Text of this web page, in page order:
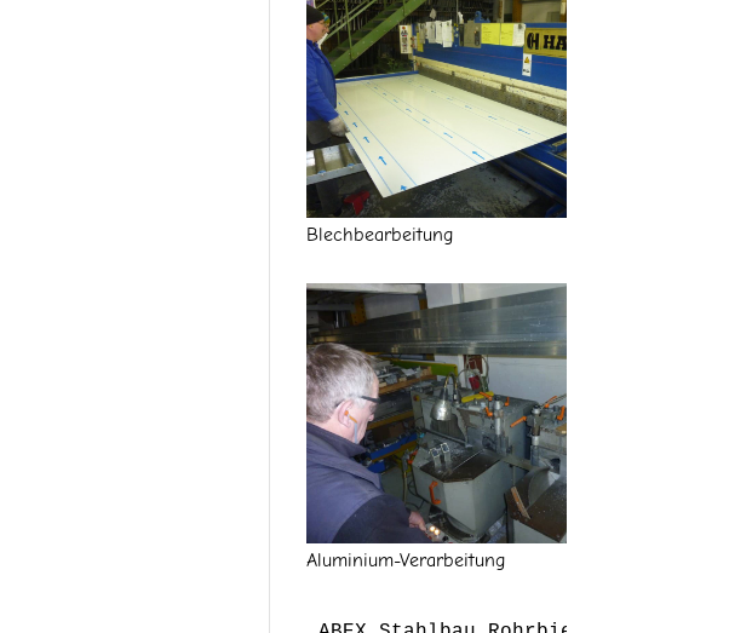
Blechbearbeitung
Aluminium-Verarbeitung